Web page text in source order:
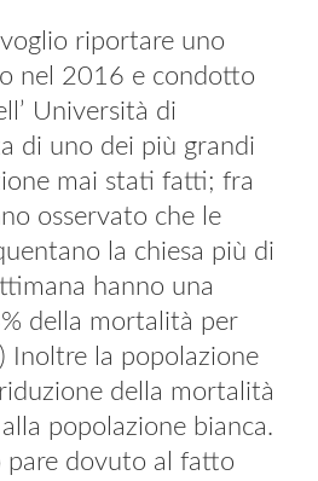
riportare uno
nel 2016 e condotto
Università di
di uno dei più grandi
mai stati fatti; fra
osservato che le
la chiesa più di
hanno una
della mortalità per
Inoltre la popolazione
della mortalità
popolazione bianca.
dovuto al fatto